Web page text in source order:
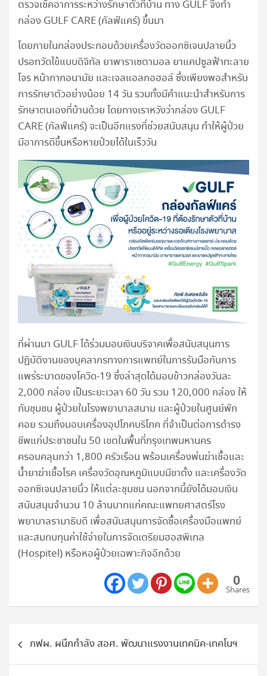
ตรวจเช็คอาการระหว่างรักษาตัวที่บ้าน ทาง GULF จึงทำ
กล่อง GULF CARE (กัลฟ์แคร์) ขึ้นมา
โดยภายในกล่องประกอบด้วยเครื่องวัดออกซิเจนปลายนิ้ว
ปรอทวัดไข้แบบดิจิทัล ยาพาราเซตามอล ยาแคปซูลฟ้าทะลาย
โจร หน้ากากอนามัย และเจลแอลกอฮอล์ ซึ่งเพียงพอสำหรับ
การรักษาตัวอย่างน้อย 14 วัน รวมทั้งมีคำแนะนำสำหรับการ
รักษาตนเองที่บ้านด้วย โดยทางเราหวังว่ากล่อง GULF
CARE (กัลฟ์แคร์) จะเป็นอีกแรงที่ช่วยสนับสนุน ทำให้ผู้ป่วย
มีอาการดีขึ้นหรือหายป่วยได้ในเร็ววัน
ที่ผ่านมา GULF ได้ร่วมมอบเงินบริจาคเพื่อสนับสนุนการ
ปฏิบัติงานของบุคลากรทางการแพทย์ในการรับมือกับการ
แพร่ระบาดของโควิด-19 ซึ่งล่าสุดได้มอบข้าวกล่องวันละ
2,000 กล่อง เป็นระยะเวลา 60 วัน รวม 120,000 กล่อง ให้
กับชุมชน ผู้ป่วยในโรงพยาบาลสนาม และผู้ป่วยในศูนย์พัก
คอย รวมถึงมอบเครื่องอุปโภคบริโภค ที่จำเป็นต่อการดำรง
ชีพแก่ประชาชนใน 50 เขตในพื้นที่กรุงเทพมหานคร
ครอบคลุมกว่า 1,800 ครัวเรือน พร้อมเครื่องพ่นฆ่าเชื้อและ
น้ำยาฆ่าเชื้อโรค เครื่องวัดอุณหภูมิแบบมีขาตั้ง และเครื่องวัด
ออกซิเจนปลายนิ้ว ให้แต่ละชุมชน นอกจากนี้ยังได้มอบเงิน
สนับสนุนจำนวน 10 ล้านบาทแก่คณะแพทยศาสตร์โรง
พยาบาลรามาธิบดี เพื่อสนับสนุนการจัดซื้อเครื่องมือแพทย์
และสมทบทุนค่าใช้จ่ายในการจัดเตรียมฮอสพิเทล
(Hospitel) หรือหอผู้ป่วยเฉพาะกิจอีกด้วย
0
Shares
เรื่องกฟผ. ผนึกกำลัง สอศ. พัฒนาแรงงานเทคนิค-เทคโนฯ